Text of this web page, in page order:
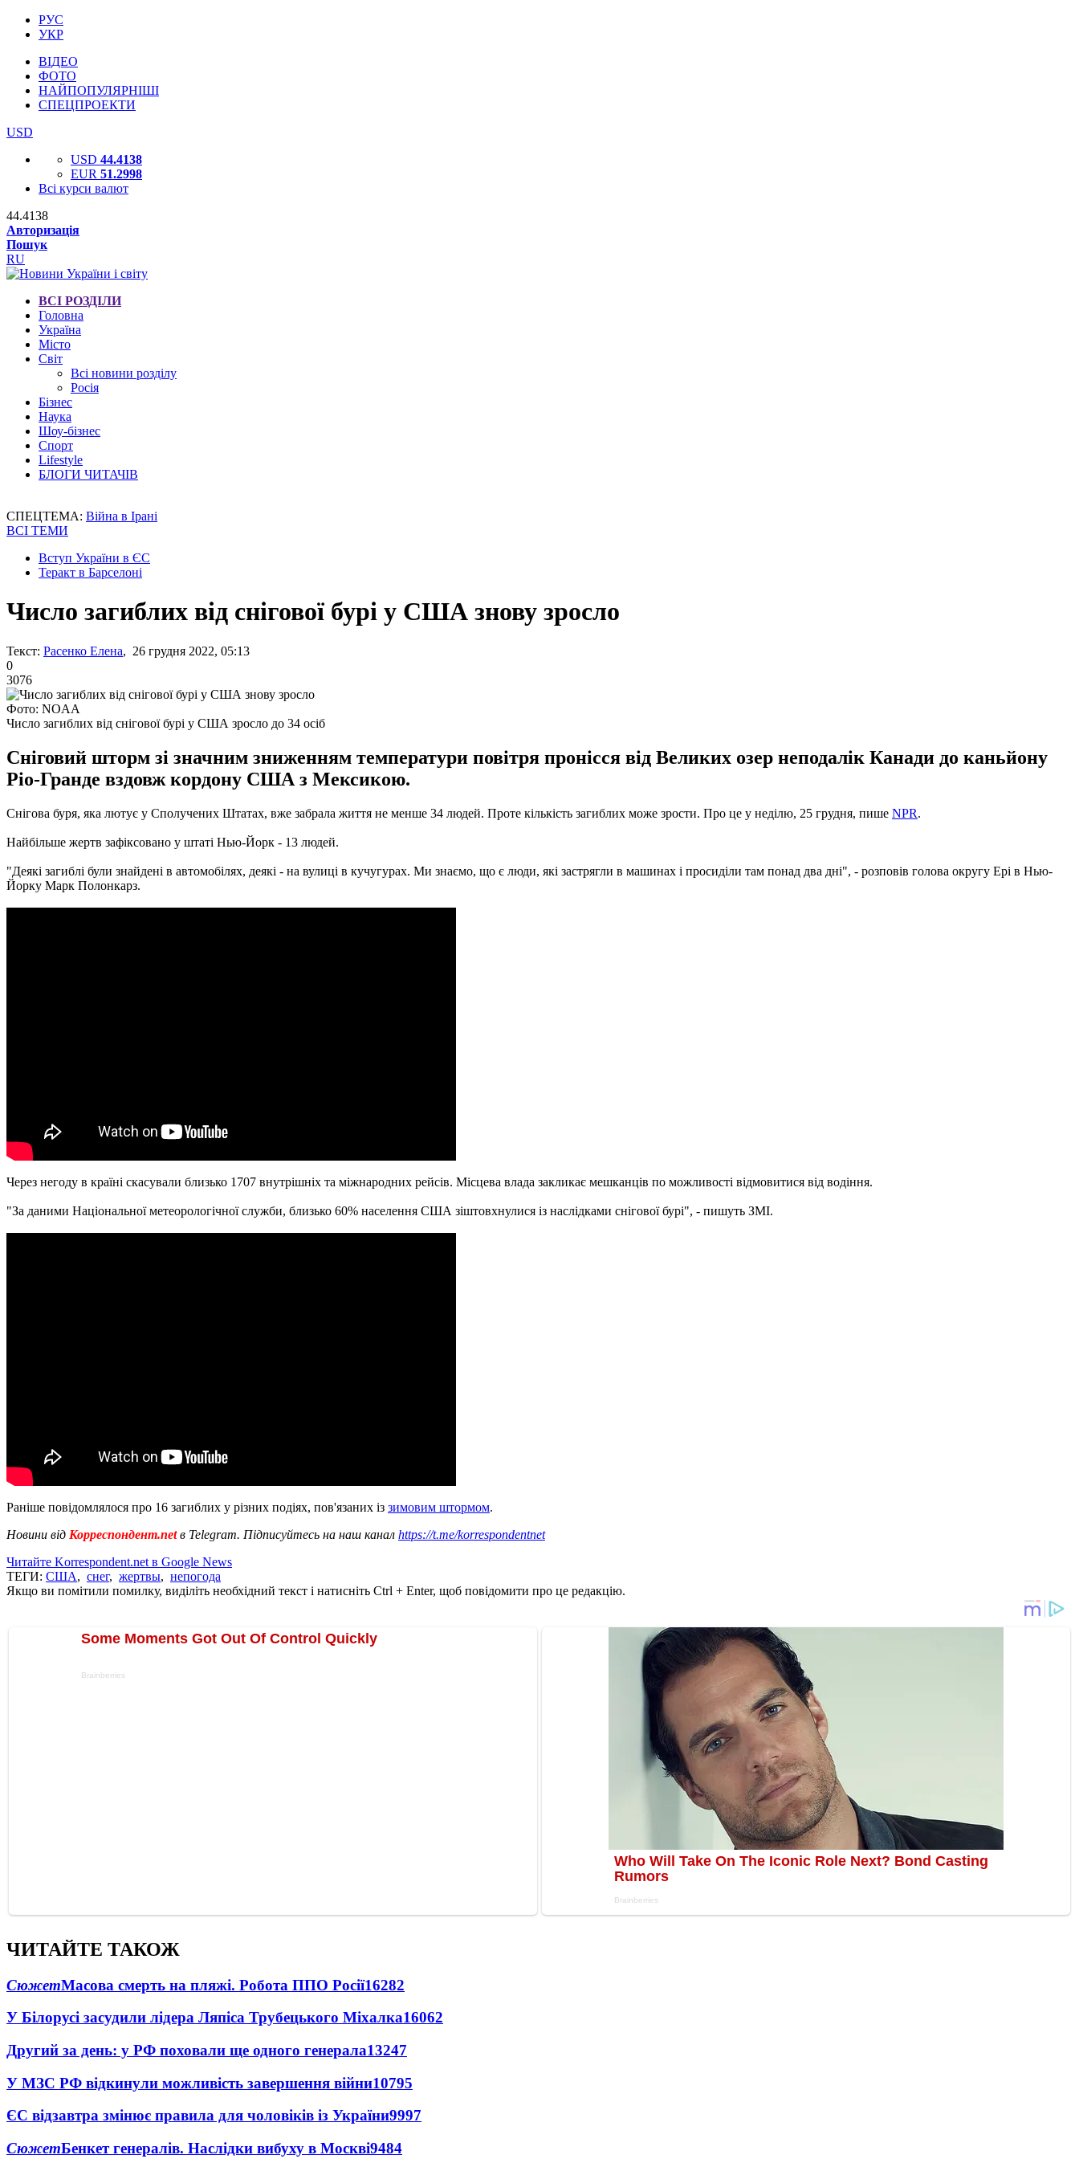
РУС
УКР
ВІДЕО
ФОТО
НАЙПОПУЛЯРНІШІ
СПЕЦПРОЕКТИ
USD
USD 44.4138
EUR 51.2998
Всі курси валют
44.4138
Авторизація
Пошук
RU
ВСІ РОЗДІЛИ
Головна
Україна
Місто
Світ
Всі новини розділу
Росія
Бізнес
Наука
Шоу-бізнес
Спорт
Lifestyle
БЛОГИ ЧИТАЧІВ
СПЕЦТЕМА: Війна в Ірані
ВСІ ТЕМИ
Вступ України в ЄС
Теракт в Барселоні
Число загиблих від снігової бурі у США знову зросло
Текст: Расенко Елена, 26 грудня 2022, 05:13
0
3076
Фото: NOAA
Число загиблих від снігової бурі у США зросло до 34 осіб
Сніговий шторм зі значним зниженням температури повітря пронісся від Великих озер неподалік Канади до каньйону
Ріо-Гранде вздовж кордону США з Мексикою.
Снігова буря, яка лютує у Сполучених Штатах, вже забрала життя не менше 34 людей. Проте кількість загиблих може зрости. Про це у неділю, 25 грудня, пише NPR.
Найбільше жертв зафіксовано у штаті Нью-Йорк - 13 людей.
"Деякі загиблі були знайдені в автомобілях, деякі - на вулиці в кучугурах. Ми знаємо, що є люди, які застрягли в машинах і просиділи там понад два дні", - розповів голова округу Ері в Нью-
Йорку Марк Полонкарз.
Через негоду в країні скасували близько 1707 внутрішніх та міжнародних рейсів. Місцева влада закликає мешканців по можливості відмовитися від водіння.
"За даними Національної метеорологічної служби, близько 60% населення США зіштовхнулися із наслідками снігової бурі", - пишуть ЗМІ.
Раніше повідомлялося про 16 загиблих у різних подіях, пов'язаних із зимовим штормом.
Новини від Корреспондент.netв Telegram. Підписуйтесь на наш канал https://t.me/korrespondentnet
Читайте Korrespondent.net в Google News
ТЕГИ: США, снег, жертвы, непогода
Якщо ви помітили помилку, виділіть необхідний текст і натисніть Ctrl + Enter, щоб повідомити про це редакцію.
ЧИТАЙТЕ ТАКОЖ
СюжетМасова смерть на пляжі. Робота ППО Росії16282
У Білорусі засудили лідера Ляпіса Трубецького Міхалка16062
Другий за день: у РФ поховали ще одного генерала13247
У МЗС РФ відкинули можливість завершення війни10795
ЄС відзавтра змінює правила для чоловіків із України9997
СюжетБенкет генералів. Наслідки вибуху в Москві9484